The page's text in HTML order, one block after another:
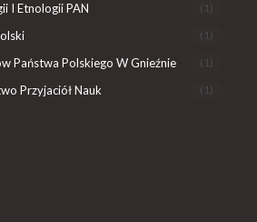
I Etnologii PAN (1)
(1)
Państwa Polskiego W Gnieźnie (1)
Przyjaciół Nauk (1)